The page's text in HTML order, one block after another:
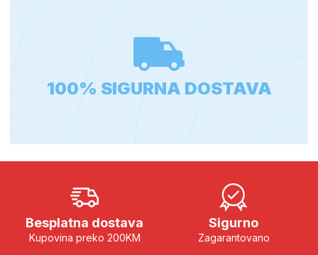
100% SIGURNA DOSTAVA
Besplatna dostava
Kupovina preko 200KM
Sigurno
Zagarantovano